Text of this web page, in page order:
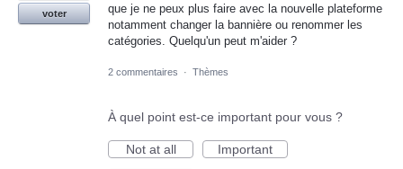
que je ne peux plus faire avec la nouvelle plateforme
notamment changer la bannière ou renommer les
catégories. Quelqu'un peut m'aider ?
voter
2 commentaires · Thèmes
À quel point est-ce important pour vous ?
Not at all
Important